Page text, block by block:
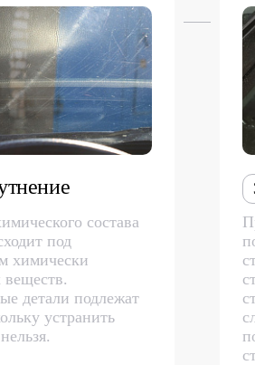
состава
под
химически
веществ.
детали подлежат
устранить